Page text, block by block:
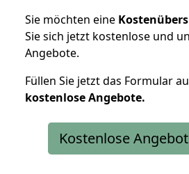
Sie möchten eine
Sie sich jetzt kostenlose und
Angebote.
Füllen Sie jetzt das Formular
kostenloseAngebote.
Kostenlose